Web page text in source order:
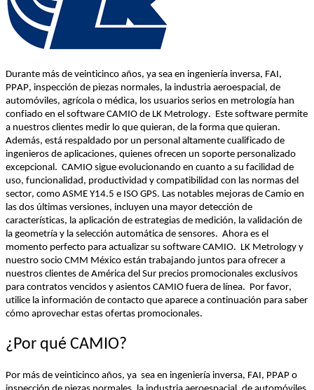
Durante más de veinticinco años, ya sea en ingeniería inversa, FAI,
PPAP, inspección de piezas normales, la industria aeroespacial
automóviles, agrícola o médica, los usuarios serios en metrología han
confiado en el software CAMIO de LK Metrology. Este software permite
a nuestros clientes medir lo que quieran, de la forma que quieran
Además, está respaldado por un personal altamente cualificado
ingenieros de aplicaciones, quienes ofrecen un soporte personalizado
excepcional. CAMIO sigue evolucionando en cuanto a su facilidad
uso, funcionalidad, productividad y compatibilidad con las normas del
sector, como ASME Y14.5 e ISO GPS. Las notables mejoras de Camio en
las dos últimas versiones, incluyen una mayor detección
características, la aplicación de estrategias de medición, la validación de
la geometría y la selección automática de sensores. Ahora es el
momento perfecto para actualizar su software CAMIO.
nuestro socio CMM México están trabajando juntos para ofrecer
nuestros clientes de América del Sur precios promocionales exclusivos
para contratos vencidos y asientos CAMIO fuera de línea.
utilice la información de contacto que aparece a continuación
cómo aprovechar estas ofertas promocionales.
¿Por qué CAMIO?
Por más de veinticinco años, ya sea en ingeniería inversa